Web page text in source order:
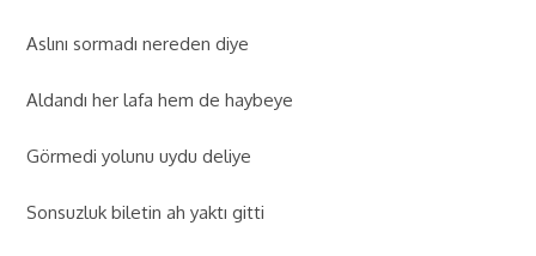
Aslını sormadı nereden diye
Aldandı her lafa hem de haybeye
Görmedi yolunu uydu deliye
Sonsuzluk biletin ah yaktı gitti